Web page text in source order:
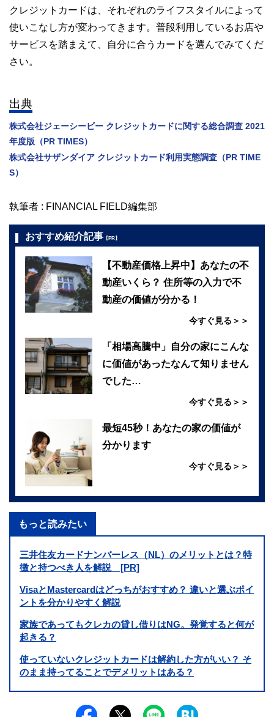
クレジットカードは、それぞれのライフスタイルによって
使いこなし方が変わってきます。普段利用しているお店や
サービスを踏まえて、自分に合うカードを選んでみてくだ
さい。
出典
株式会社ジェーシービー クレジットカードに関する総合調査 2021
年度版（PR TIMES）
株式会社サザンダイア クレジットカード利用実態調査（PR TIME
S）
執筆者 : FINANCIAL FIELD編集部
おすすめ紹介記事 【PR】
【不動産価格上昇中】あなたの不
動産いくら？ 住所等の入力で不
動産の価値が分かる！
今すぐ見る＞＞
「相場高騰中」自分の家にこんな
に価値があったなんて知りません
でした…
今すぐ見る＞＞
最短45秒！あなたの家の価値が
分かります
今すぐ見る＞＞
もっと読みたい
三井住友カードナンバーレス（NL）のメリットとは？特
徴と持つべき人を解説 [PR]
VisaとMastercardはどっちがおすすめ？ 違いと選ぶポイ
ントを分かりやすく解説
家族であってもクレカの貸し借りはNG。発覚すると何が
起きる？
使っていないクレジットカードは解約した方がいい？ そ
のまま持ってることでデメリットはある？